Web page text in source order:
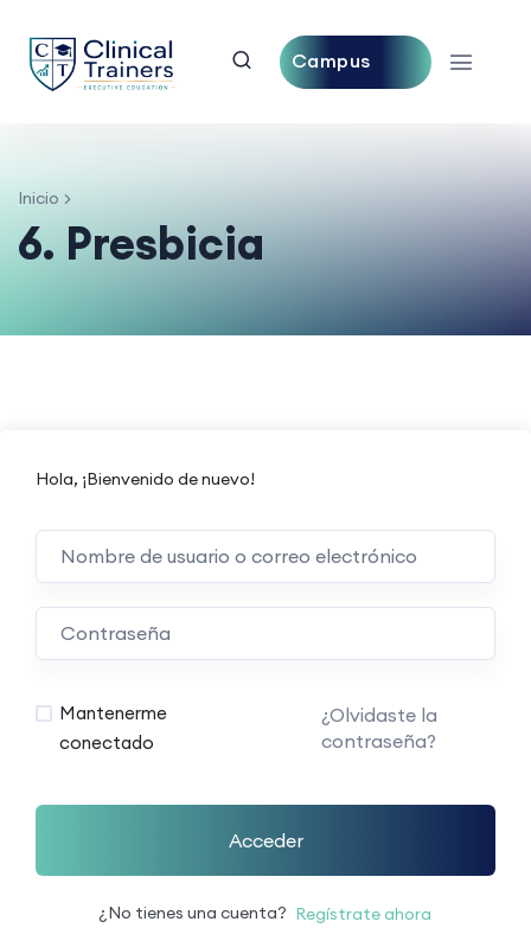
Campus
Inicio
6. Presbicia
Hola, ¡Bienvenido de nuevo!
Mantenerme
conectado
¿Olvidaste la
contraseña?
Acceder
¿No tienes una cuenta? Regístrate ahora